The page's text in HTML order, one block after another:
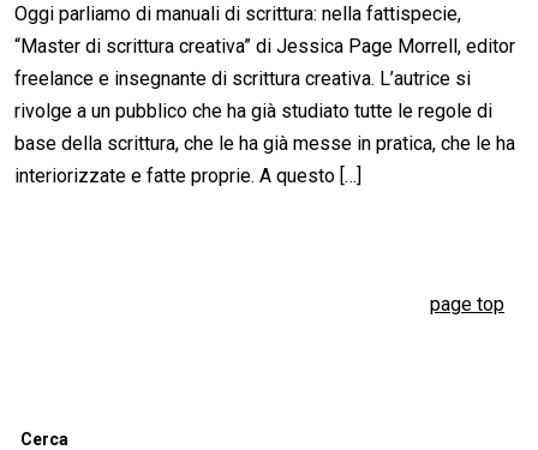
Oggi parliamo di manuali di scrittura: nella fattispecie,
“Master di scrittura creativa” di Jessica Page Morrell, editor
freelance e insegnante di scrittura creativa. L’autrice si
rivolge a un pubblico che ha già studiato tutte le regole di
base della scrittura, che le ha già messe in pratica, che le ha
interiorizzate e fatte proprie. A questo […]
page top
Cerca